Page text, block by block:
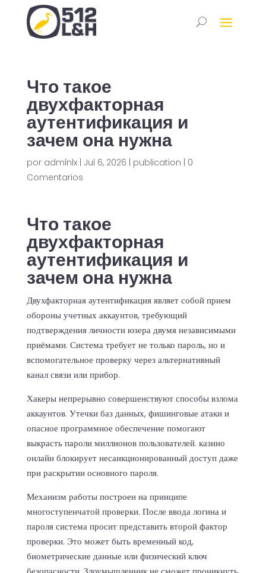
Что такое
двухфакторная
аутентификация и
зачем она нужна
por admlnlx| Jul 6, 2026 | publication | 0
Comentarios
Что такое
двухфакторная
аутентификация и
зачем она нужна
Двухфакторная аутентификация являет собой прием
обороны учетных аккаунтов, требующий
подтверждения личности юзера двумя независимыми
приёмами. Система требует не только пароль, но и
вспомогательное проверку через альтернативный
канал связи или прибор.
Хакеры непрерывно совершенствуют способы взлома
аккаунтов. Утечки баз данных, фишинговые атаки и
опасное программное обеспечение помогают
выкрасть пароли миллионов пользователей. казино
онлайнблокирует несанкционированный доступ даже
при раскрытии основного пароля.
Механизм работы построен на принципе
многоступенчатой проверки. После ввода логина и
пароля система просит представить второй фактор
проверки. Это может быть временный код,
биометрические данные или физический ключ